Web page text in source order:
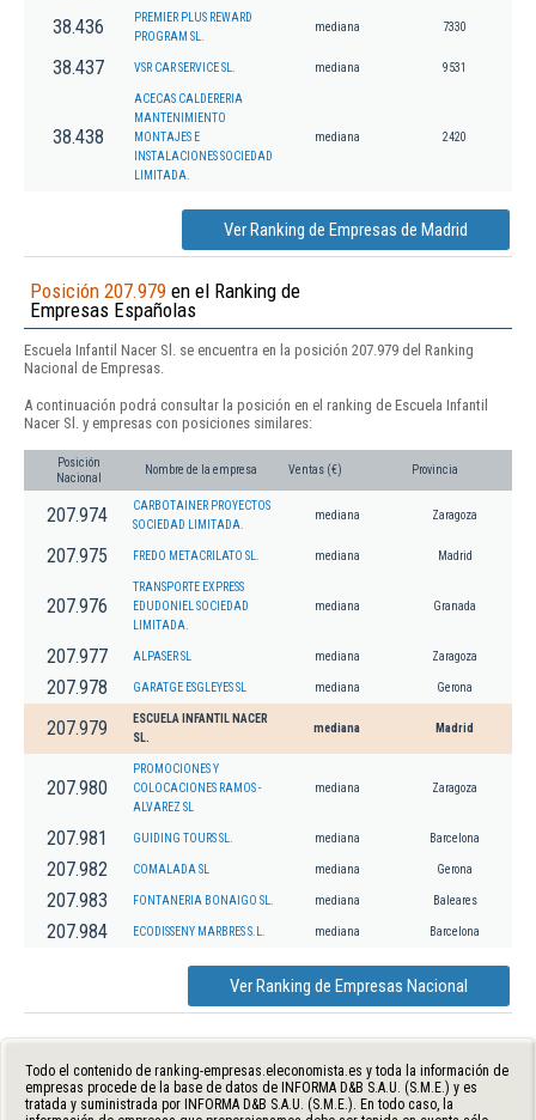
38.436
PREMIER PLUS REWARD
PROGRAM SL.
mediana 7330
38.437 VSR CAR SERVICE SL. mediana 9531
38.438
ACECAS CALDERERIA
MANTENIMIENTO
MONTAJES E
INSTALACIONES SOCIEDAD
LIMITADA.
mediana 2420
Ver Ranking de Empresas de Madrid
Posición 207.979 en el Ranking de
Empresas Españolas
Escuela Infantil Nacer Sl. se encuentra en la posición 207.979 del Ranking
Nacional de Empresas.
A continuación podrá consultar la posición en el ranking de Escuela Infantil
Nacer Sl. y empresas con posiciones similares:
Posición
Nacional
Nombre de la empresa Ventas (€) Provincia
207.974
CARBOTAINER PROYECTOS
SOCIEDAD LIMITADA.
mediana Zaragoza
207.975 FREDO METACRILATO SL. mediana Madrid
207.976
TRANSPORTE EXPRESS
EDUDONIEL SOCIEDAD
LIMITADA.
mediana Granada
207.977 ALPASER SL mediana Zaragoza
207.978 GARATGE ESGLEYES SL mediana Gerona
207.979
ESCUELA INFANTIL NACER
SL.
mediana Madrid
207.980
PROMOCIONES Y
COLOCACIONES RAMOS -
ALVAREZ SL
mediana Zaragoza
207.981 GUIDING TOURS SL. mediana Barcelona
207.982 COMALADA SL mediana Gerona
207.983 FONTANERIA BONAIGO SL. mediana Baleares
207.984 ECODISSENY MARBRES S.L. mediana Barcelona
Ver Ranking de Empresas Nacional
Todo el contenido de ranking-empresas.eleconomista.es y toda la información de
empresas procede de la base de datos de INFORMA D&B S.A.U. (S.M.E.) y es
tratada y suministrada por INFORMA D&B S.A.U. (S.M.E.). En todo caso, la